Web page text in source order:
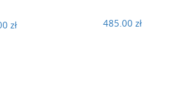
zł 485.00 zł